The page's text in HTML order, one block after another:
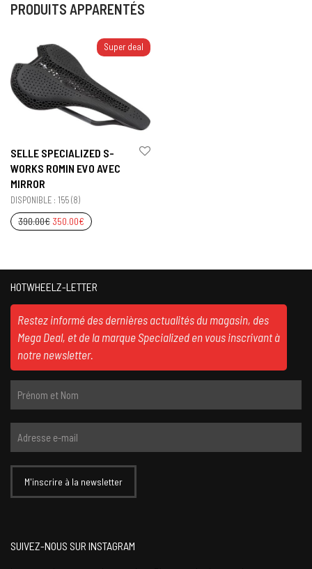
PRODUITS APPARENTÉS
Super deal
SELLE SPECIALIZED S-
WORKS ROMIN EVO AVEC
MIRROR
DISPONIBLE : 155 (8)
390.00€ 350.00€
HOTWHEELZ-LETTER
Restez informé des dernières actualités du magasin, des
Mega Deal, et de la marque Specialized en vous inscrivant à
notre newsletter.
SUIVEZ-NOUS SUR INSTAGRAM